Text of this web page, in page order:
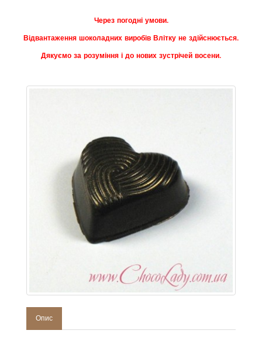
Через погодні умови.
Відвантаження шоколадних виробів Влітку не здійснюється.
Дякуємо за розуміння і до нових зустрічей восени.
Опис